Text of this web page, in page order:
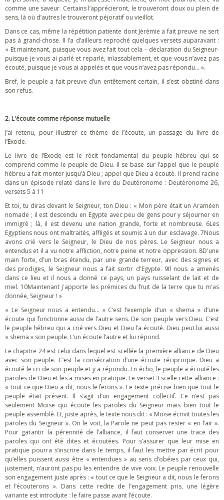
comme une saveur. Certains l’apprécieront, le trouveront doux ou plein de
sens, là où d’autres le trouveront péjoratif ou vieillot.
Dans ce cas, même la répétition patiente dont Jérémie a fait preuve ne sert
pas à grand-chose. Il l’a d’ailleurs reproché quelques versets auparavant :
« Et maintenant, puisque vous avez fait tout cela – déclaration du Seigneur-
puisque je vous ai parlé et reparlé, inlassablement, et que vous n’avez pas
écouté, puisque je vous ai appelés et que vous n’avez pas répondu… ».
Bref, le peuple a fait preuve d’un entêtement certain, il s’est obstiné dans
son refus.
2. L'écoute comme réponse mutuelle
J’ai retenu, pour illustrer ce thème de l’écoute, un passage du livre de
l’Exode.
Le livre de l’Exode est le récit fondamental du peuple hébreu qui se
comprend comme le peuple de Dieu. Il se base sur l’appel que le peuple
hébreu a fait monter jusqu’à Dieu ; appel que Dieu a écouté. Il prend racine
dans un épisode relaté dans le livre du Deutéronome : Deutéronome 26,
versets 5 à 11
Et toi, tu diras devant le Seigneur, ton Dieu : « Mon père était un Araméen
nomade ; il est descendu en Egypte avec peu de gens pour y séjourner en
immigré ; là, il est devenu une nation grande, forte et nombreuse. 6Les
Egyptiens nous ont maltraités, affligés et soumis à un dur esclavage. 7Nous
avons crié vers le Seigneur, le Dieu de nos pères. Le Seigneur nous a
entendus et il a vu notre affliction, notre peine et notre oppression. 8D'une
main forte, d'un bras étendu, par une grande terreur, avec des signes et
des prodiges, le Seigneur nous a fait sortir d'Egypte. 9Il nous a amenés
dans ce lieu et il nous a donné ce pays, un pays ruisselant de lait et de
miel. 10Maintenant j'apporte les prémices du fruit de la terre que tu m'as
donnée, Seigneur ! »
« Le Seigneur nous a entendu… » C’est l’exemple d’un « shema » d’une
écoute qui fonctionne aussi de l’autre sens. De son peuple vers Dieu. C’est
le peuple hébreu qui a crié vers Dieu et Dieu l’a écouté. Dieu peut lui aussi
« shema » son peuple. L’un écoute l’autre et lui répond.
Le chapitre 24 est celui dans lequel est scellée la première alliance de Dieu
avec son peuple. C’est la consécration d’une écoute réciproque. Dieu a
écouté le cri de son peuple et y a répondu. En écho, le peuple a écouté les
paroles de Dieu et les a mises en pratique. Le verset 3 scelle cette alliance :
« tout ce que Dieu a dit, nous le ferons ». Le texte précise bien que tout le
peuple était présent. Il s’agit d’un engagement collectif. Ce n’est pas
seulement Moïse qui écoute les paroles du Seigneur mais bien tout le
peuple assemblé. Et, juste après, le texte nous dit : « Moïse écrivit toutes les
paroles du Seigneur ». On le voit, la Parole ne peut pas rester « en l’air ».
Pour garantir la pérennité de l’alliance, il faut conserver une trace des
paroles qui ont été dites et écoutées. Pour s’assurer que leur mise en
pratique pourra s’inscrire dans le temps, il faut les mettre par écrit pour
qu’elles puissent aussi être « entendues » au sens d’obéies par ceux qui,
justement, n’auront pas pu les entendre de vive voix. Le peuple renouvelle
son engagement juste après : « tout ce que le Seigneur a dit, nous le ferons
et l’écouterons ». Dans cette redite de l’engagement pris, une légère
variante est introduite : le faire passe avant l’écoute.